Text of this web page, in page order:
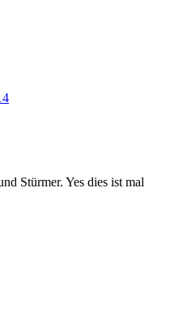
Stürmer. Yes dies ist mal